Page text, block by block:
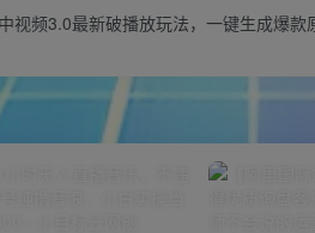
中视频3.0最新破播放玩法，一键生成爆